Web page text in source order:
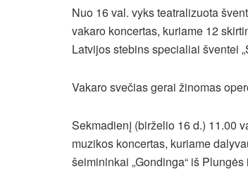
Nuo 16 val. vyks teatralizuota
vakaro koncertas, kuriame 12
Latvijos stebins specialiai šventei
Vakaro svečias gerai žinomas
Sekmadienį (birželio 16 d.) 11.00
muzikos koncertas, kuriame
šeimininkai „Gondinga“ iš Plungės